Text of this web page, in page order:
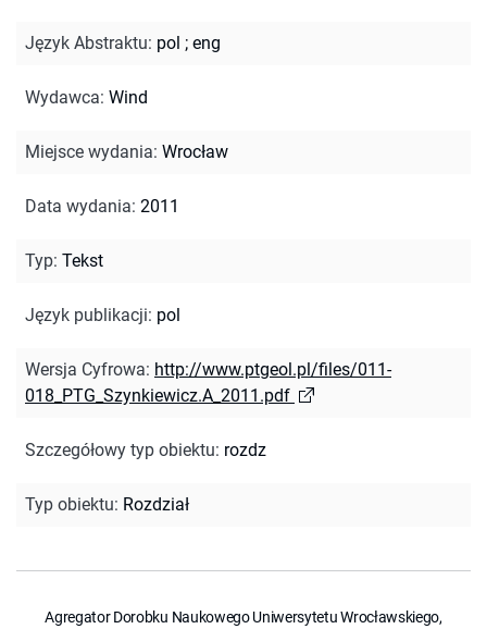
Język Abstraktu: pol ; eng
Wydawca: Wind
Miejsce wydania: Wrocław
Data wydania: 2011
Typ: Tekst
Język publikacji: pol
Wersja Cyfrowa: http://www.ptgeol.pl/files/011-
018_PTG_Szynkiewicz.A_2011.pdf
Szczegółowy typ obiektu: rozdz
Typ obiektu: Rozdział
Agregator Dorobku Naukowego Uniwersytetu Wrocławskiego,